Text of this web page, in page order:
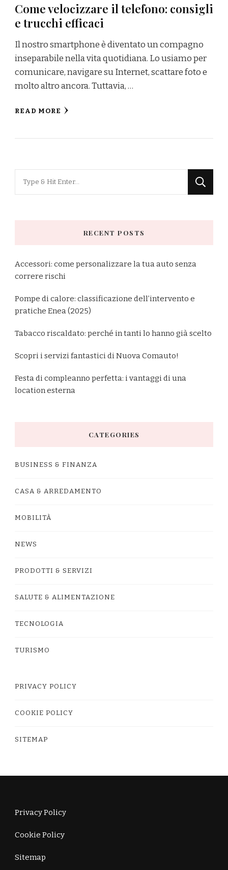
Come velocizzare il telefono: consigli
e trucchi efficaci
Il nostro smartphone è diventato un compagno
inseparabile nella vita quotidiana. Lo usiamo per
comunicare, navigare su Internet, scattare foto e
molto altro ancora. Tuttavia, …
READ MORE
RECENT POSTS
Accessori: come personalizzare la tua auto senza
correre rischi
Pompe di calore: classificazione dell’intervento e
pratiche Enea (2025)
Tabacco riscaldato: perché in tanti lo hanno già scelto
Scopri i servizi fantastici di Nuova Comauto!
Festa di compleanno perfetta: i vantaggi di una
location esterna
CATEGORIES
BUSINESS & FINANZA
CASA & ARREDAMENTO
MOBILITÀ
NEWS
PRODOTTI & SERVIZI
SALUTE & ALIMENTAZIONE
TECNOLOGIA
TURISMO
PRIVACY POLICY
COOKIE POLICY
SITEMAP
Privacy Policy
Cookie Policy
Sitemap